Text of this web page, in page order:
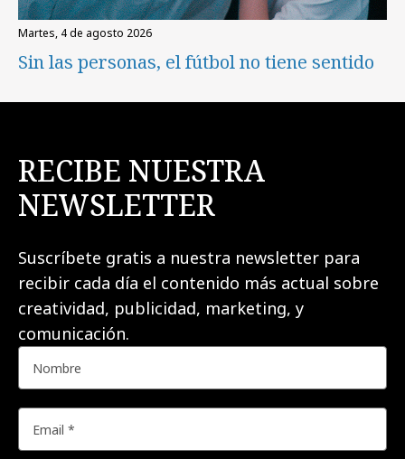
martes, 4 de agosto 2026
Sin las personas, el fútbol no tiene sentido
RECIBE NUESTRA
NEWSLETTER
Suscríbete gratis a nuestra newsletter para
recibir cada día el contenido más actual sobre
creatividad, publicidad, marketing, y
comunicación.